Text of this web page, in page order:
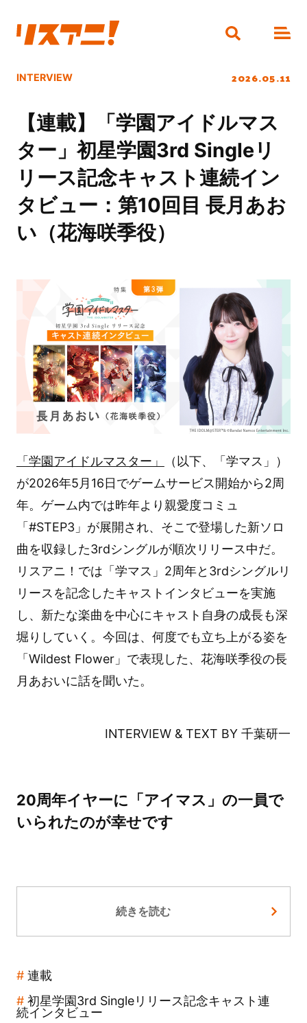
INTERVIEW 2026.05.11
【連載】「学園アイドルマス
ター」初星学園3rd Singleリ
リース記念キャスト連続イン
タビュー：第10回目 長月あお
い（花海咲季役）
「学園アイドルマスター」
（以下、「学マス」）
が2026年5月16日でゲームサービス開始から2周
年。ゲーム内では昨年より親愛度コミュ
「#STEP3」が展開され、そこで登場した新ソロ
曲を収録した3rdシングルが順次リリース中だ。
リスアニ！では「学マス」2周年と3rdシングルリ
リースを記念したキャストインタビューを実施
し、新たな楽曲を中心にキャスト自身の成長も深
堀りしていく。今回は、何度でも立ち上がる姿を
「Wildest Flower」で表現した、花海咲季役の長
月あおいに話を聞いた。
INTERVIEW & TEXT BY 千葉研一
20周年イヤーに「アイマス」の一員で
いられたのが幸せです
続きを読む
連載
初星学園3rd Singleリリース記念キャスト連
続インタビュー